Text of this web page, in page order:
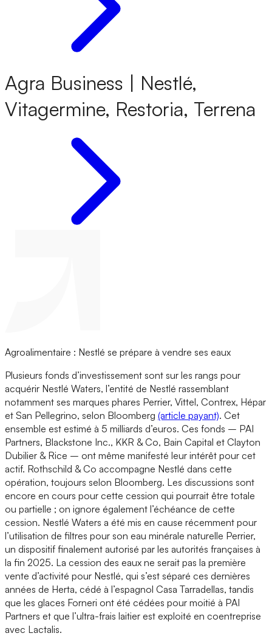
Agra Business | Nestlé,
Vitagermine, Restoria, Terrena
Agroalimentaire : Nestlé se prépare à vendre ses eaux
Plusieurs fonds d’investissement sont sur les rangs pour
acquérir Nestlé Waters, l’entité de Nestlé rassemblant
notamment ses marques phares Perrier, Vittel, Contrex, Hépar
et San Pellegrino, selon Bloomberg (article payant). Cet
ensemble est estimé à 5 milliards d’euros. Ces fonds – PAI
Partners, Blackstone Inc., KKR & Co, Bain Capital et Clayton
Dubilier & Rice – ont même manifesté leur intérêt pour cet
actif. Rothschild & Co accompagne Nestlé dans cette
opération, toujours selon Bloomberg. Les discussions sont
encore en cours pour cette cession qui pourrait être totale
ou partielle ; on ignore également l’échéance de cette
cession. Nestlé Waters a été mis en cause récemment pour
l’utilisation de filtres pour son eau minérale naturelle Perrier,
un dispositif finalement autorisé par les autorités françaises à
la fin 2025. La cession des eaux ne serait pas la première
vente d’activité pour Nestlé, qui s’est séparé ces dernières
années de Herta, cédé à l’espagnol Casa Tarradellas, tandis
que les glaces Forneri ont été cédées pour moitié à PAI
Partners et que l’ultra-frais laitier est exploité en coentreprise
avec Lactalis.